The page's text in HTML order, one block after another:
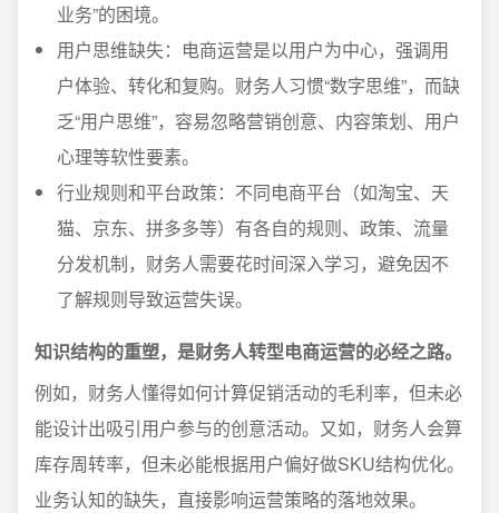
业务”的困境。
用户思维缺失：电商运营是以用户为中心，强调用
户体验、转化和复购。财务人习惯“数字思维”，而缺
乏“用户思维”，容易忽略营销创意、内容策划、用户
心理等软性要素。
行业规则和平台政策：不同电商平台（如淘宝、天
猫、京东、拼多多等）有各自的规则、政策、流量
分发机制，财务人需要花时间深入学习，避免因不
了解规则导致运营失误。
知识结构的重塑，是财务人转型电商运营的必经之路。
例如，财务人懂得如何计算促销活动的毛利率，但未必
能设计出吸引用户参与的创意活动。又如，财务人会算
库存周转率，但未必能根据用户偏好做SKU结构优化。
业务认知的缺失，直接影响运营策略的落地效果。